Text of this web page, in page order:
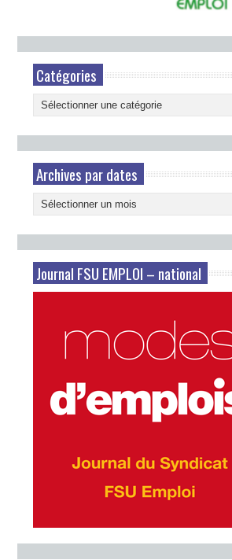
Catégories
Catégories
Archives par dates
Archives
par
dates
Journal FSU EMPLOI – national